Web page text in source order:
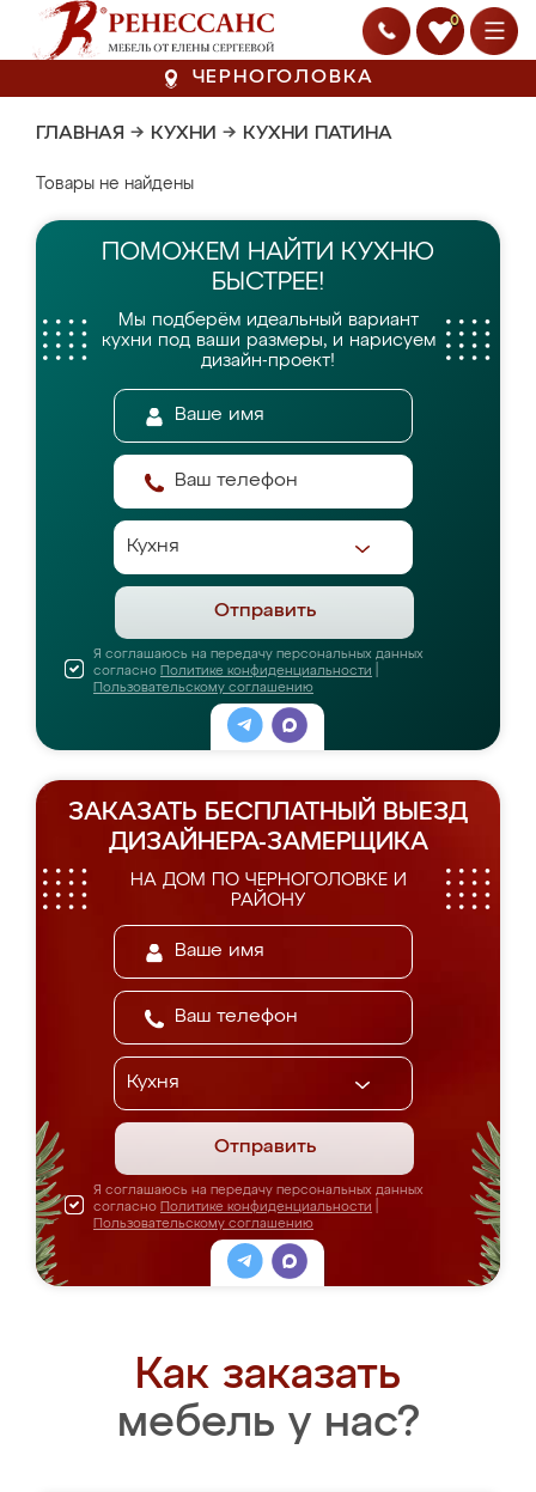
0
ЧЕРНОГОЛОВКА
ГЛАВНАЯ → КУХНИ → КУХНИ ПАТИНА
Товары не найдены
ПОМОЖЕМ НАЙТИ КУХНЮ
БЫСТРЕЕ!
Мы подберём идеальный вариант
кухни под ваши размеры, и нарисуем
дизайн-проект!
Отправить
Я соглашаюсь на передачу персональных данных
согласно Политике конфиденциальности
Пользовательскому соглашению
ЗАКАЗАТЬ БЕСПЛАТНЫЙ ВЫЕЗД
ДИЗАЙНЕРА-ЗАМЕРЩИКА
НА ДОМ ПО ЧЕРНОГОЛОВКЕ И
РАЙОНУ
Отправить
Я соглашаюсь на передачу персональных данных
согласно Политике конфиденциальности
Пользовательскому соглашению
Как заказать
мебель у нас?